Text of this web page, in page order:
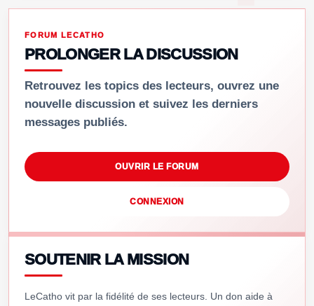
FORUM LECATHO
PROLONGER LA DISCUSSION
Retrouvez les topics des lecteurs, ouvrez une
nouvelle discussion et suivez les derniers
messages publiés.
OUVRIR LE FORUM
CONNEXION
SOUTENIR LA MISSION
LeCatho vit par la fidélité de ses lecteurs. Un don aide à